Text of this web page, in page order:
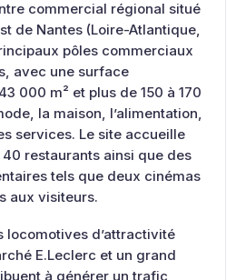
commercial régional situé
de Nantes (Loire-Atlantique,
pôles commerciaux
avec une surface
000 m² et plus de 150 à 170
la maison, l’alimentation,
services. Le site accueille
restaurants ainsi que des
tels que deux cinémas
aux visiteurs.
locomotives d’attractivité
E.Leclerc et un grand
à générer un trafic